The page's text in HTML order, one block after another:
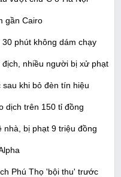
gần Cairo
phút không dám chạy
nhiều người bị xử phạt
khi bỏ đèn tín hiệu
dịch trên 150 tỉ đồng
nhà, bị phạt 9 triệu đồng
Phú Thọ 'bội thu' trước